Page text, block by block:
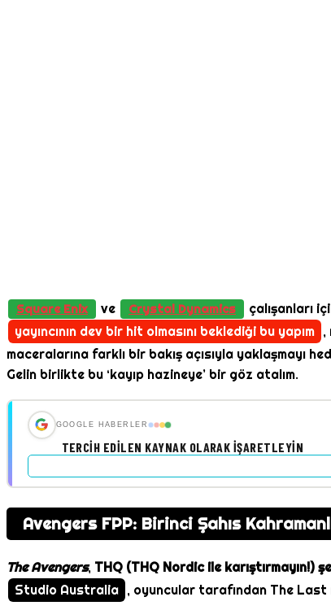
Square Enix ve Crystal Dynamics çalışanları
yayıncının dev bir hit olmasını beklediği bu yapım ,
maceralarına farklı bir bakış açısıyla yaklaşmayı
Gelin birlikte bu ‘kayıp hazineye’ bir göz atalım.
GOOGLE HABERLER
TERCIH EDILEN KAYNAK OLARAK İŞARETLEYIN
Avengers FPP: Birinci Şahıs
The Avengers, THQ (THQ Nordic ile karıştırmayın!)
Studio Australia , oyuncular tarafından The